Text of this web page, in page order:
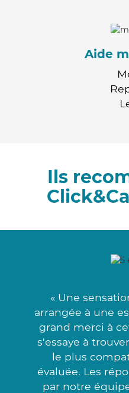
Aide
Ils
« Une
arrangée à une
grand merci à
s'essaye à
le plus
évaluée. Les
par notre